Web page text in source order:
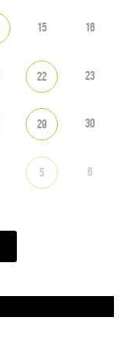
15 16
22 23
29 30
5 6